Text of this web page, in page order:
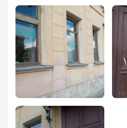
Начальная школа
`Унисон`